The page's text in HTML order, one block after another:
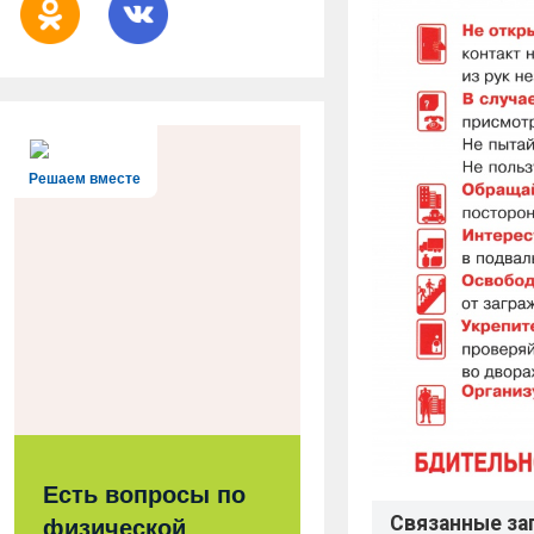
Решаем вместе
Есть вопросы по
физической
Связанные